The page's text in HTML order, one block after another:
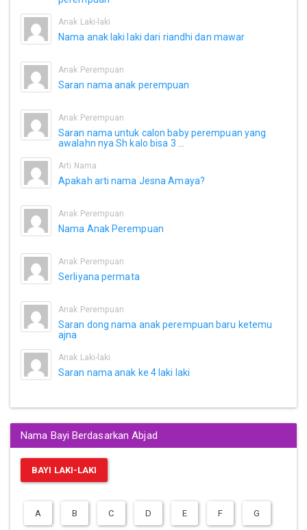
Anak Laki-laki
Nama anak laki laki dari riandhi dan mawar
Anak Perempuan
Saran nama anak perempuan
Anak Perempuan
Saran nama untuk calon baby perempuan yang
awalahn nya Sh kalo bisa 3 ...
Arti Nama
Apakah arti nama Jesna Amaya?
Anak Perempuan
Nama Anak Perempuan
Anak Perempuan
Serliyana permata
Anak Perempuan
Saran dong nama anak perempuan baru ketemu
ajna
Anak Laki-laki
Saran nama anak ke 4 laki laki
Nama Bayi Berdasarkan Abjad
BAYI LAKI-LAKI
A B C D E F G